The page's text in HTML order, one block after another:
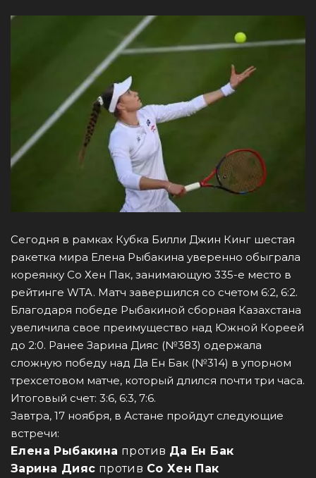
Сегодня в рамках Кубка Билли Джин Кинг шестая
ракетка мира Елена Рыбакина уверенно обыграла
кореянку Со Хен Пак, занимающую 335-е место в
рейтинге WTA. Матч завершился со счетом 6:2, 6:2.
Благодаря победе Рыбакиной сборная Казахстана
увеличила свое преимущество над Южной Кореей
до 2:0. Ранее Зарина Дияс (№383) одержала
сложную победу над Да Ен Бак (№314) в упорном
трехсетовом матче, который длился почти три часа.
Итоговый счет: 3:6, 6:3, 7:6.
Завтра, 17 ноября, в Астане пройдут следующие
встречи:
Елена Рыбакина против Да Ен Бак
Зарина Дияс против Со Хен Пак